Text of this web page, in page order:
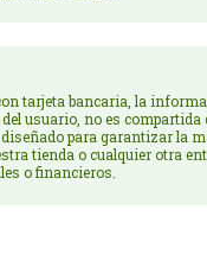
tarjeta bancaria, la
usuario, no es compartida
para garantizar la
tienda o cualquier otra
o financieros.